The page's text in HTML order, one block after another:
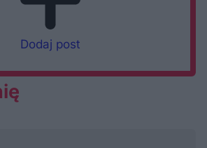
Dodaj post